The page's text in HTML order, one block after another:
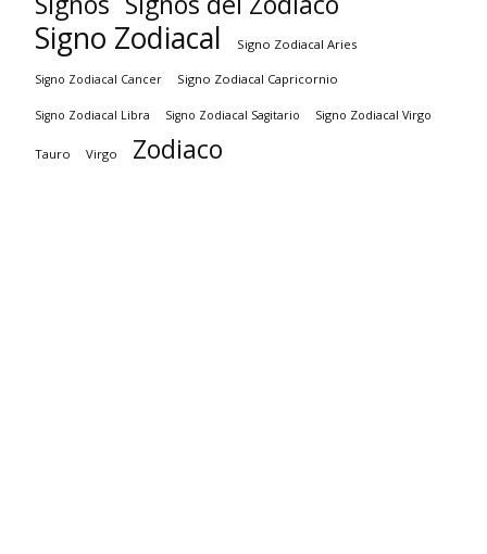
Signo Zodiacal Signo Zodiacal Aries
Signo Zodiacal Cancer Signo Zodiacal Capricornio
Signo Zodiacal Libra Signo Zodiacal Sagitario Signo Zodiacal Virgo
Tauro Virgo Zodiaco